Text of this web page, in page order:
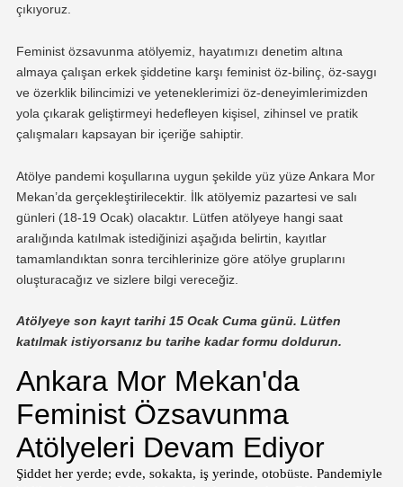
çıkıyoruz.
Feminist özsavunma atölyemiz, hayatımızı denetim altına
almaya çalışan erkek şiddetine karşı feminist öz-bilinç, öz-saygı
ve özerklik bilincimizi ve yeteneklerimizi öz-deneyimlerimizden
yola çıkarak geliştirmeyi hedefleyen kişisel, zihinsel ve pratik
çalışmaları kapsayan bir içeriğe sahiptir.
Atölye pandemi koşullarına uygun şekilde yüz yüze Ankara Mor
Mekan’da gerçekleştirilecektir. İlk atölyemiz pazartesi ve salı
günleri (18-19 Ocak) olacaktır. Lütfen atölyeye hangi saat
aralığında katılmak istediğinizi aşağıda belirtin, kayıtlar
tamamlandıktan sonra tercihlerinize göre atölye gruplarını
oluşturacağız ve sizlere bilgi vereceğiz.
Atölyeye son kayıt tarihi 15 Ocak Cuma günü. Lütfen
katılmak istiyorsanız bu tarihe kadar formu doldurun.